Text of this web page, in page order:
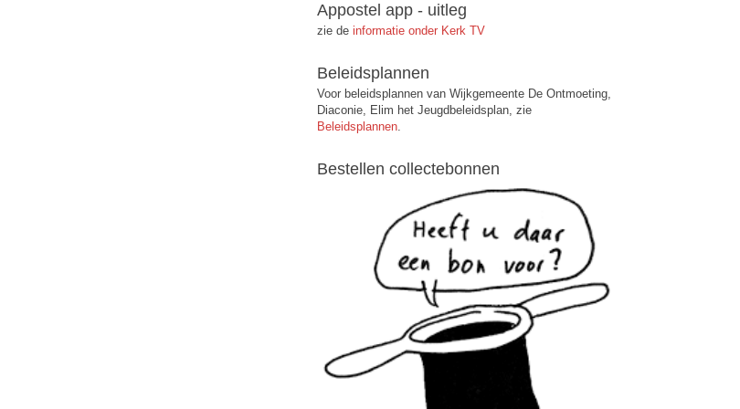
Appostel app - uitleg
zie de informatie onder Kerk TV
Beleidsplannen
Voor beleidsplannen van Wijkgemeente De Ontmoeting,
Diaconie, Elim het Jeugdbeleidsplan, zie
Beleidsplannen.
Bestellen collectebonnen